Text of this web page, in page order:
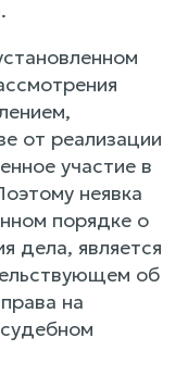
от реализации
участие в
неявка
порядке о
дела, является
об
на